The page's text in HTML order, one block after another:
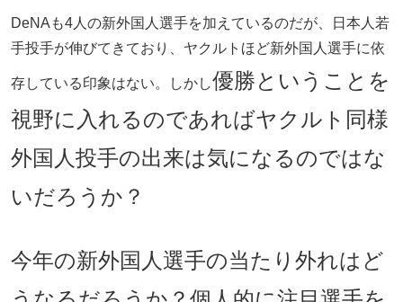
DeNAも4人の新外国人選手を加えているのだが、日本人若
手投手が伸びてきており、ヤクルトほど新外国人選手に依
存している印象はない。しかし優勝ということを
視野に入れるのであればヤクルト同様
外国人投手の出来は気になるのではな
いだろうか？
今年の新外国人選手の当たり外れはど